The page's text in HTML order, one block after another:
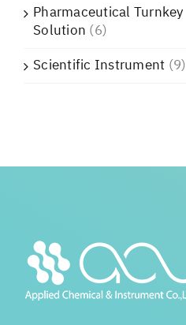
Pharmaceutical Turnkey
Solution (6)
Scientific Instrument (9)